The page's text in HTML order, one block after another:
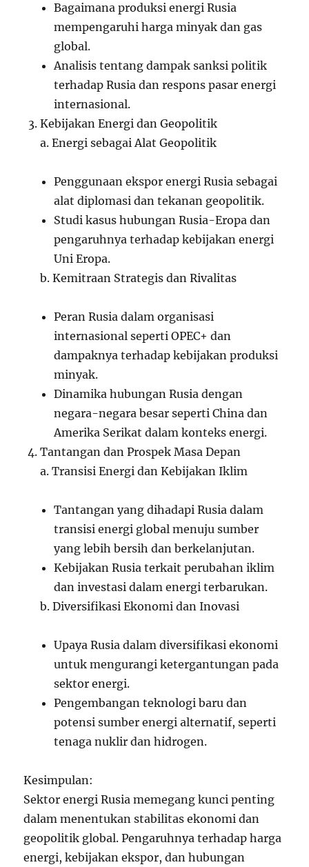
Bagaimana produksi energi Rusia
mempengaruhi harga minyak dan gas
global.
Analisis tentang dampak sanksi politik
terhadap Rusia dan respons pasar energi
internasional.
Kebijakan Energi dan Geopolitik
a. Energi sebagai Alat Geopolitik
Penggunaan ekspor energi Rusia sebagai
alat diplomasi dan tekanan geopolitik.
Studi kasus hubungan Rusia-Eropa dan
pengaruhnya terhadap kebijakan energi
Uni Eropa.
b. Kemitraan Strategis dan Rivalitas
Peran Rusia dalam organisasi
internasional seperti OPEC+ dan
dampaknya terhadap kebijakan produksi
minyak.
Dinamika hubungan Rusia dengan
negara-negara besar seperti China dan
Amerika Serikat dalam konteks energi.
Tantangan dan Prospek Masa Depan
a. Transisi Energi dan Kebijakan Iklim
Tantangan yang dihadapi Rusia dalam
transisi energi global menuju sumber
yang lebih bersih dan berkelanjutan.
Kebijakan Rusia terkait perubahan iklim
dan investasi dalam energi terbarukan.
b. Diversifikasi Ekonomi dan Inovasi
Upaya Rusia dalam diversifikasi ekonomi
untuk mengurangi ketergantungan pada
sektor energi.
Pengembangan teknologi baru dan
potensi sumber energi alternatif, seperti
tenaga nuklir dan hidrogen.
Kesimpulan:
Sektor energi Rusia memegang kunci penting
dalam menentukan stabilitas ekonomi dan
geopolitik global. Pengaruhnya terhadap harga
energi, kebijakan ekspor, dan hubungan